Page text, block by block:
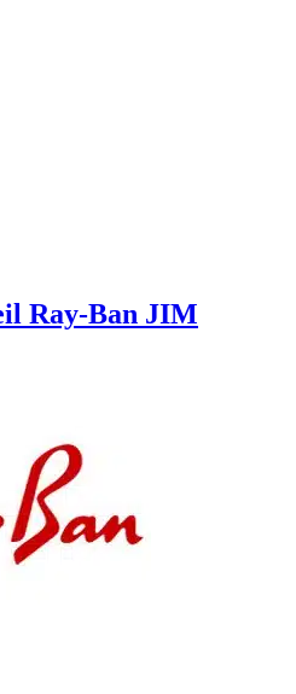
Ray-Ban JIM